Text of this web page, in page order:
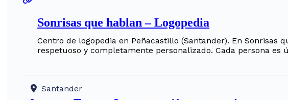
Sonrisas que hablan – Logopedia
Centro de logopedia en Peñacastillo (Santander). En
respetuoso y completamente personalizado. Cada persona es
Santander